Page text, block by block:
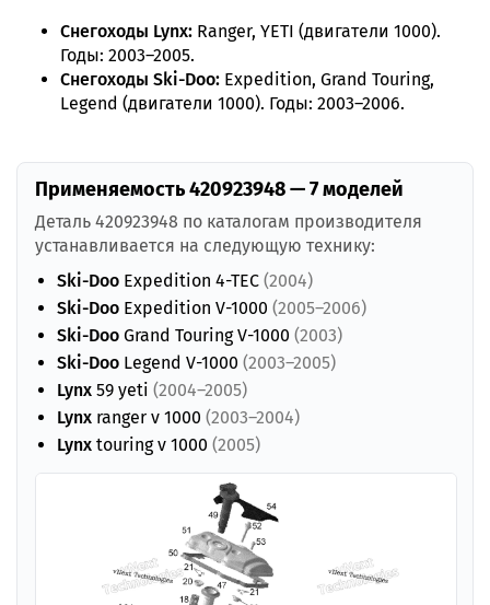
Снегоходы Lynx: Ranger, YETI (двигатели 1000).
Годы: 2003–2005.
Снегоходы Ski-Doo: Expedition, Grand Touring,
Legend (двигатели 1000). Годы: 2003–2006.
Применяемость 420923948 — 7 моделей
Деталь 420923948 по каталогам производителя
устанавливается на следующую технику:
Ski-Doo Expedition 4-TEC (2004)
Ski-Doo Expedition V-1000 (2005–2006)
Ski-Doo Grand Touring V-1000 (2003)
Ski-Doo Legend V-1000 (2003–2005)
Lynx 59 yeti (2004–2005)
Lynx ranger v 1000 (2003–2004)
Lynx touring v 1000 (2005)